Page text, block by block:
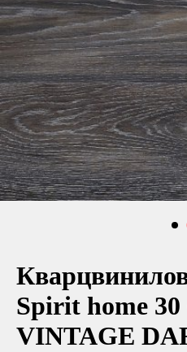
Spirit home
VINTAGE